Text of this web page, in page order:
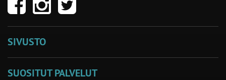
SIVUSTO
SUOSITUT PALVELUT